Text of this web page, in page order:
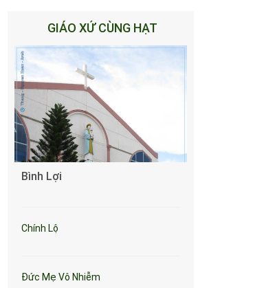
GIÁO XỨ CÙNG HẠT
Bình Lợi
Chính Lộ
Đức Mẹ Vô Nhiễm